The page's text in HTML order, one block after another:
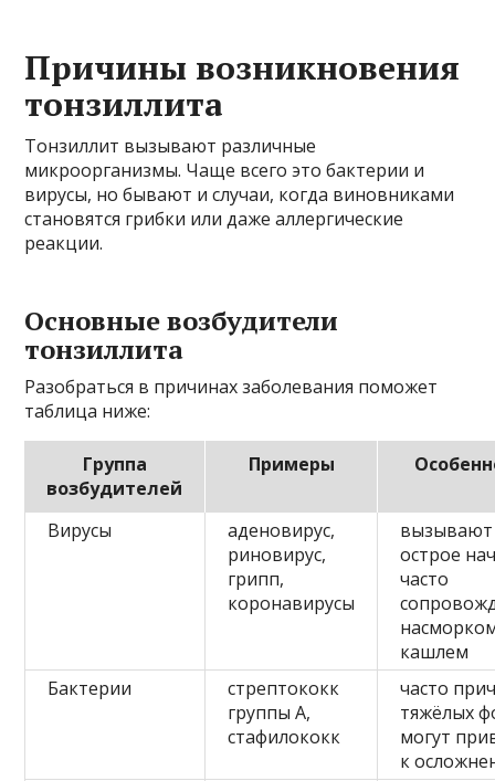
Причины возникновения
тонзиллита
Тонзиллит вызывают различные
микроорганизмы. Чаще всего это бактерии и
вирусы, но бывают и случаи, когда виновниками
становятся грибки или даже аллергические
реакции.
Основные возбудители
тонзиллита
Разобраться в причинах заболевания поможет
таблица ниже:
Группа
возбудителей
Примеры
Вирусы
аденовирус,
риновирус,
грипп,
коронавирусы
вызывают
острое
часто
кашлем
Бактерии
стрептококк
группы А,
стафилококк
часто
тяжёлых
могут
к